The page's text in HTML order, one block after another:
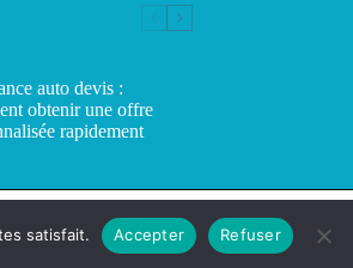
auto devis :
obtenir une offre
rapidement
© 2026 - cc-ba.com
satisfait. Accepter Refuser